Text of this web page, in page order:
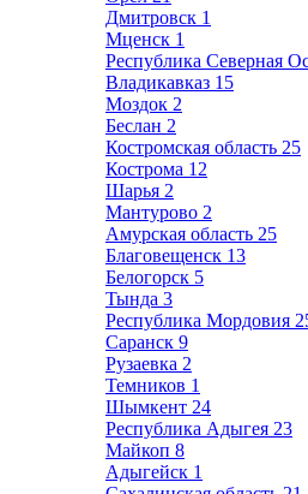
Дмитровск 1
Мценск 1
Республика Северная
Владикавказ 15
Моздок 2
Беслан 2
Костромская область 25
Кострома 12
Шарья 2
Мантурово 2
Амурская область 25
Благовещенск 13
Белогорск 5
Тында 3
Республика Мордовия
Саранск 9
Рузаевка 2
Темников 1
Шымкент 24
Республика Адыгея 23
Майкоп 8
Адыгейск 1